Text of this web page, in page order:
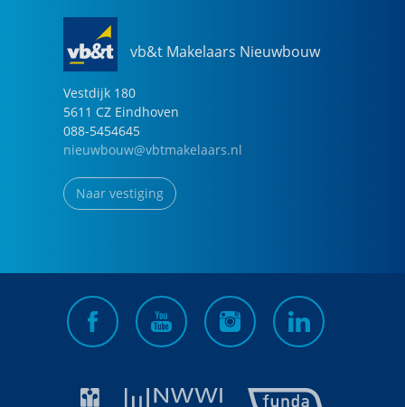
vb&t Makelaars Nieuwbouw
Vestdijk 180
5611 CZ Eindhoven
088-5454645
nieuwbouw@vbtmakelaars.nl
Naar vestiging